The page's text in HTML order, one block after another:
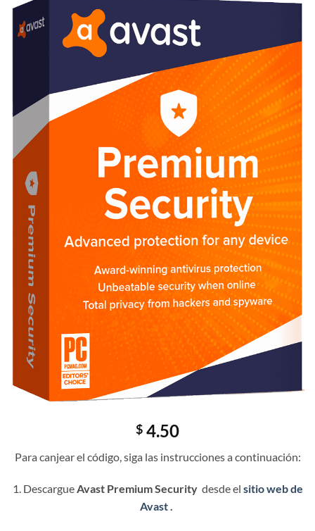
$ 4.50
Para canjear el código, siga las instrucciones a continuación:
1. DescargueAvast Premium Securitydesde el sitio web de
Avast.